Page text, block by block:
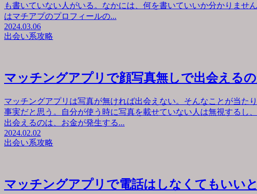
も書いていない人がいる。なかには、何を書いていいか分かりませ
はマチアプのプロフィールの...
2024.03.06
出会い系攻略
マッチングアプリで顔写真無しで出会える
マッチングアプリは写真が無ければ出会えない。そんなことが当た
事実だと思う。自分が使う時に写真を載せていない人は無視するし
出会えるのは、お金が発生する...
2024.02.02
出会い系攻略
マッチングアプリで電話はしなくてもいい